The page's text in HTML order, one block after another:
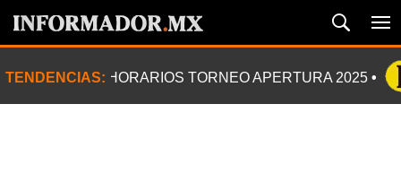
TENDENCIAS: HORARIOS TORNEO APERTURA 2025